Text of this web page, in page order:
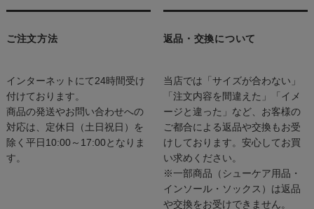
ご注文方法
インターネットにて24時間受け
付けております。
商品の発送やお問い合わせへの
対応は、定休日（土日祝日）を
除く平日10:00～17:00となりま
す。
返品・交換について
当店では「サイズが合わない」
「注文内容を間違えた」「イメ
ージと違った」など、お客様の
ご都合による返品や交換もお受
けしております。安心してお買
い求めください。
※一部商品（シューケア用品・
インソール・ソックス）は返品
や交換をお受けできません。